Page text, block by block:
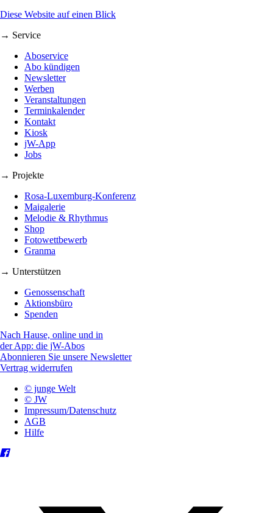
Diese Website auf einen Blick
→ Service
Aboservice
Abo kündigen
Newsletter
Werben
Veranstaltungen
Terminkalender
Kontakt
Kiosk
jW-App
Jobs
→ Projekte
Rosa-Luxemburg-Konferenz
Maigalerie
Melodie & Rhythmus
Shop
Fotowettbewerb
Granma
→ Unterstützen
Genossenschaft
Aktionsbüro
Spenden
Nach Hause, online und in
der App: die jW-Abos
Abonnieren Sie unsere Newsletter
Vertrag widerrufen
© junge Welt
© JW
Impressum/Datenschutz
AGB
Hilfe